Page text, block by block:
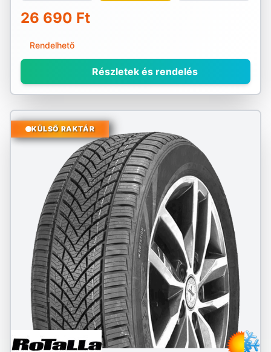
26 690 Ft
Rendelhető
Részletek és rendelés
KÜLSŐ RAKTÁR